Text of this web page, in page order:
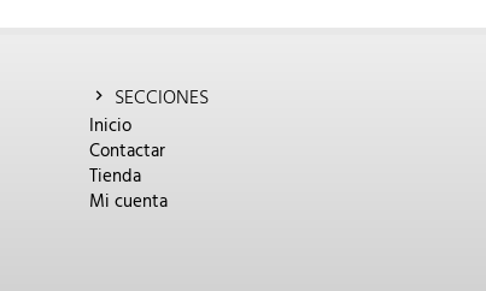
SECCIONES
Inicio
Contactar
Tienda
Mi cuenta